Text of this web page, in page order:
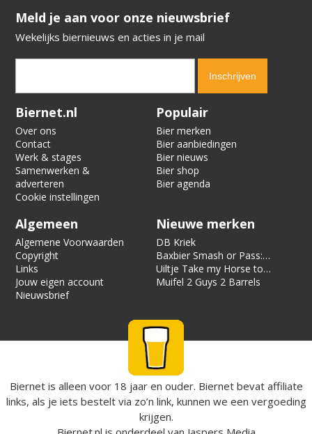
​​​​​​​Meld je aan voor onze nieuwsbrief
Wekelijks biernieuws en acties in je mail
Verification code:
Biernet.nl
Over ons
Contact
Werk & stages
Samenwerken &
adverteren
Cookie instellingen
Populair
Bier merken
Bier aanbiedingen
Bier nieuws
Bier shop
Bier agenda
Algemeen
Algemene Voorwaarden
Copyright
Links
Jouw eigen account
Nieuwsbrief
Nieuwe merken
DB Kriek
Baxbier Smash or Pass:
Strata
Uiltje Take my Horse to
the Hotel Room
Muifel 2 Guys 2 Barrels
Biernet is alleen voor 18 jaar en ouder. Biernet bevat affiliate
links, als je iets bestelt via zo’n link, kunnen we een vergoeding
krijgen.